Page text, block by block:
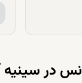
در سینیه